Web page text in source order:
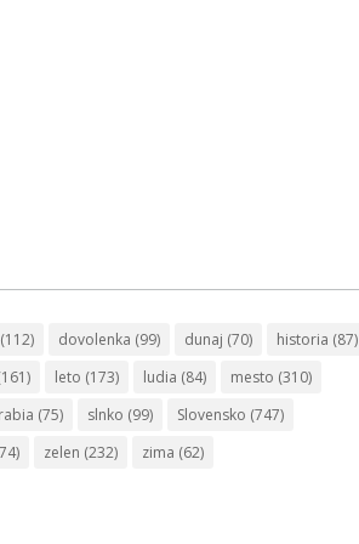
(112) dovolenka (99) dunaj (70) historia (87)
leto (173) ludia (84) mesto (310)
(75) slnko (99) Slovensko (747)
zelen (232) zima (62)